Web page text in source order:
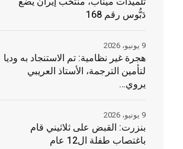
دَبُّوس رقم 168
هجرة غير نظامية: تم الاستنجاد به وديا
لتأمين الترجمة، الأستاذ العريبي
يروي…
9 يونيو، 2026
بنزرت: القبض على ثلاثيني قام
باغتصاب طفلة ال12 عام
9 يونيو، 2026